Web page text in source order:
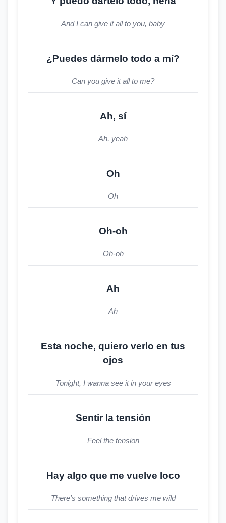
And I can give it all to you, baby
¿Puedes dármelo todo a mí?
Can you give it all to me?
Ah, sí
Ah, yeah
Oh
Oh
Oh-oh
Oh-oh
Ah
Ah
Esta noche, quiero verlo en tus
ojos
Tonight, I wanna see it in your eyes
Sentir la tensión
Feel the tension
Hay algo que me vuelve loco
There's something that drives me wild